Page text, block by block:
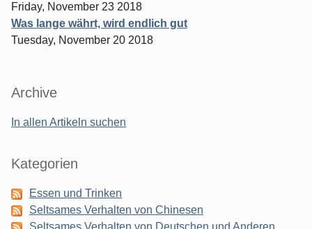
Friday, November 23 2018
Was lange währt, wird endlich gut
Tuesday, November 20 2018
Archive
In allen Artikeln suchen
Kategorien
Essen und Trinken
Seltsames Verhalten von Chinesen